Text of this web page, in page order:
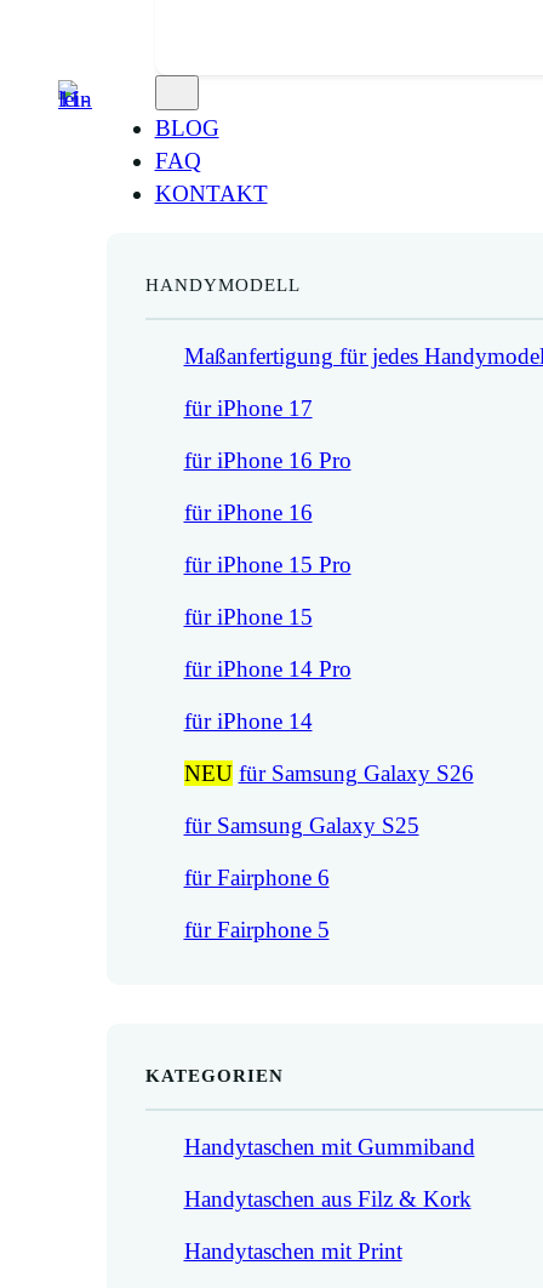
BLOG
FAQ
KONTAKT
HANDYMODELL
Maßanfertigung für jedes
für iPhone 17
für iPhone 16 Pro
für iPhone 16
für iPhone 15 Pro
für iPhone 15
für iPhone 14 Pro
für iPhone 14
NEU für Samsung Galaxy S26
für Samsung Galaxy S25
für Fairphone 6
für Fairphone 5
KATEGORIEN
Handytaschen mit Gummiband
Handytaschen aus Filz & Kork
Handytaschen mit Print